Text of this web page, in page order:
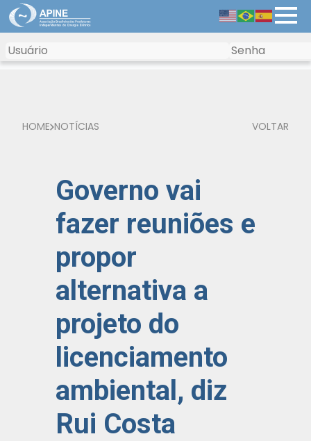
HOME NOTÍCIAS VOLTAR
Governo vai
fazer reuniões e
propor
alternativa a
projeto do
licenciamento
ambiental, diz
Rui Costa